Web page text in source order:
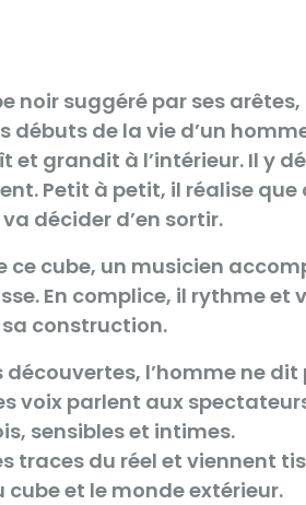
noir suggéré par ses
débuts de la vie d’un
et grandit à l’intérieur. Il y
Petit à petit, il réalise que
décider d’en sortir.
ce cube, un musicien
En complice, il rythme et
construction.
découvertes, l’homme ne dit
voix parlent aux
sensibles et intimes.
traces du réel et viennent
cube et le monde extérieur.